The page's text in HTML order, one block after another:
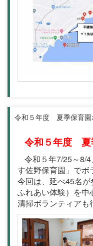
令和５年度 夏季保育園
令和５年度 夏
令和５年7/25～8/
す佐野保育園」でボ
今回は、延べ45名
ふれあい体験）を
清掃ボランティアも